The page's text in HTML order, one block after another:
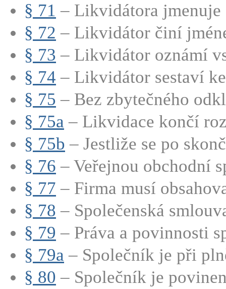
§ 71 – Likvidátora jmenuje
§ 72 – Likvidátor činí
§ 73 – Likvidátor oznámí
§ 74 – Likvidátor sestaví
§ 75 – Bez zbytečného
§ 75a – Likvidace končí
§ 75b – Jestliže se po
§ 76 – Veřejnou obchodní
§ 77 – Firma musí
§ 78 – Společenská
§ 79 – Práva a povinnosti
§ 79a – Společník je při
§ 80 – Společník je